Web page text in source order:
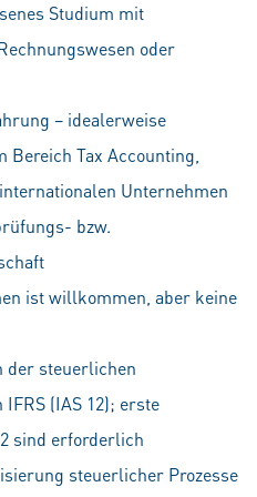
Studium mit
oder
– idealerweise
Bereich Tax Accounting,
Unternehmen
bzw.
ist willkommen, aber keine
der steuerlichen
(IAS 12); erste
sind erforderlich
steuerlicher Prozesse